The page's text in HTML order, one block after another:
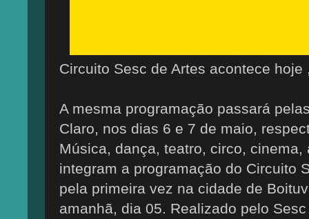
Circuito Sesc de Artes acontece
A mesma programação passará
Claro, nos dias 6 e 7 de maio,
Música, dança, teatro, circo,
integram a programação do Circuito
pela primeira vez na cidade de
amanhã, dia 05. Realizado pelo